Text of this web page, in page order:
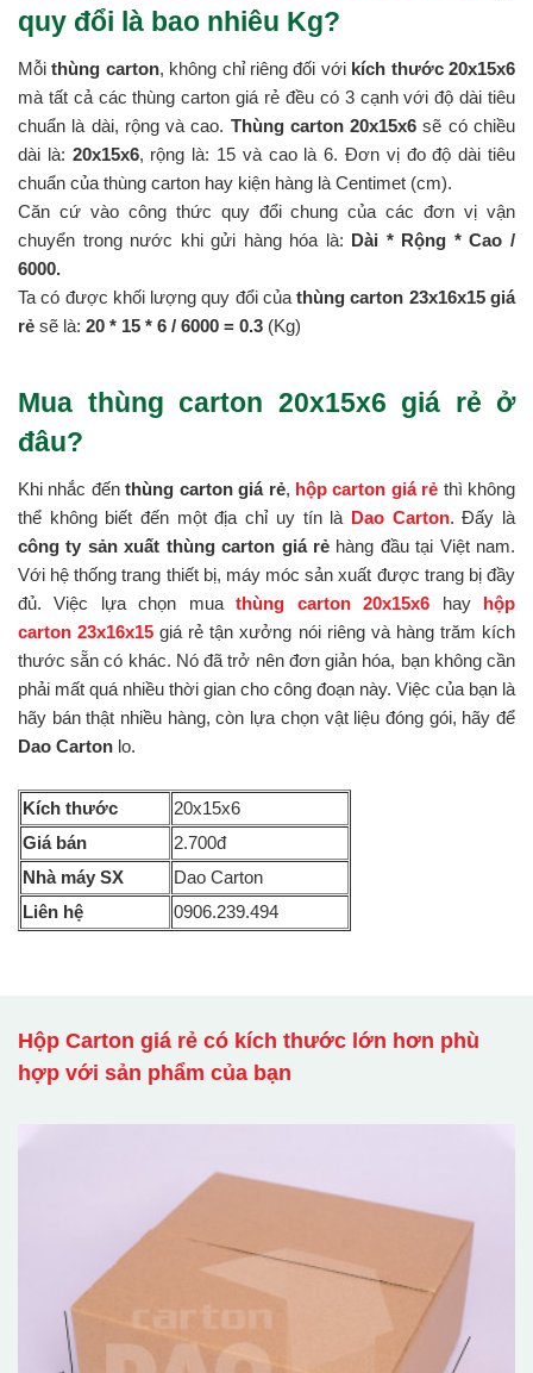
quy đổi là bao nhiêu Kg?
Mỗithùng carton, không chỉ riêng đối với kích thước 20x15x6
mà tất cả các thùng carton giá rẻ đều có 3 cạnh với độ dài tiêu
chuẩn là dài, rộng và cao. Thùng carton 20x15x6 sẽ có chiều
dài là: 20x15x6, rộng là: 15 và cao là 6. Đơn vị đo độ dài tiêu
chuẩn của thùng carton hay kiện hàng là Centimet (cm).
Căn cứ vào công thức quy đổi chung của các đơn vị vận
chuyển trong nước khi gửi hàng hóa là: Dài * Rộng * Cao /
6000.
Ta có được khối lượng quy đổi củathùng carton 23x16x15 giá
rẻ sẽ là: 20 * 15 * 6 / 6000 = 0.3 (Kg)
Mua thùng carton 20x15x6 giá rẻ ở
đâu?
Khi nhắc đếnthùng carton giá rẻ, hộp carton giá rẻ thì không
thể không biết đến một địa chỉ uy tín là Dao Carton. Đấy là
công ty sản xuất thùng carton giá rẻhàng đầu tại Việt nam.
Với hệ thống trang thiết bị, máy móc sản xuất được trang bị đầy
đủ. Việc lựa chọn muathùng carton 20x15x6 hay hộp
carton 23x16x15 giá rẻ tận xưởng nói riêng và hàng trăm kích
thước sẵn có khác. Nó đã trở nên đơn giản hóa, bạn không cần
phải mất quá nhiều thời gian cho công đoạn này. Việc của bạn là
hãy bán thật nhiều hàng, còn lựa chọn vật liệu đóng gói, hãy để
Dao Carton lo.
Kích thước
20x15x6
Giá bán
2.700đ
Nhà máy SX
Dao Carton
Liên hệ
0906.239.494
Hộp Carton giá rẻ có kích thước lớn hơn phù
hợp với sản phẩm của bạn